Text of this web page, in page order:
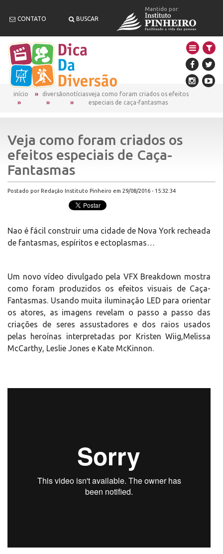
CONTATO BUSCAR
Mantido por:
início diversãonotíciasveja como foram criados os efeitos
especiais de caça-fantasmas
Veja como foram criados os
efeitos especiais de Caça-
Fantasmas
Postado por Redação Instituto Pinheiro em 29/08/2016 - 15:32:34
Nao é fácil construir uma cidade de Nova York recheada
de fantasmas, espíritos e ectoplasmas…
Um novo vídeo divulgado pela VFX Breakdown mostra
como foram produzidos os efeitos visuais de Caça-
Fantasmas. Usando muita iluminação LED para orientar
os atores, as imagens revelam o passo a passo das
criações de seres assustadores e dos raios usados
pelas heroínas interpretadas por Kristen Wiig,Melissa
McCarthy, Leslie Jones e Kate McKinnon.